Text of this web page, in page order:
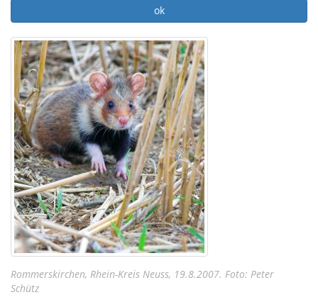
ok
Rommerskirchen, Rhein-Kreis Neuss, 19.8.2007. Foto: Peter
Schütz